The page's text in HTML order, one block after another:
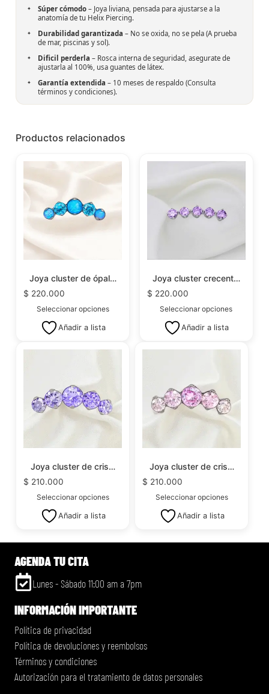
Súper cómodo – Joya liviana, pensada para ajustarse a la
anatomía de tu Helix Piercing.
Durabilidad garantizada – No se oxida, no se pela (A prueba
de mar, piscinas y sol).
Dificil perderla – Rosca interna de seguridad, asegurate de
ajustarla al 100%, usa guantes de látex.
Garantía extendida – 10 meses de respaldo (Consulta
términos y condiciones).
Productos relacionados
Joya cluster de ópal…
$ 220.000
Seleccionar opciones
Añadir a lista
Joya cluster crecent…
$ 220.000
Seleccionar opciones
Añadir a lista
Joya cluster de cris…
$ 210.000
Seleccionar opciones
Añadir a lista
Joya cluster de cris…
$ 210.000
Seleccionar opciones
Añadir a lista
AGENDA TU CITA
Lunes - Sábado 11:00 am a 7pm
INFORMACIÓN IMPORTANTE
Política de privacidad
Política de devoluciones y reembolsos
Términos y condiciones
Autorización para el tratamiento de datos personales